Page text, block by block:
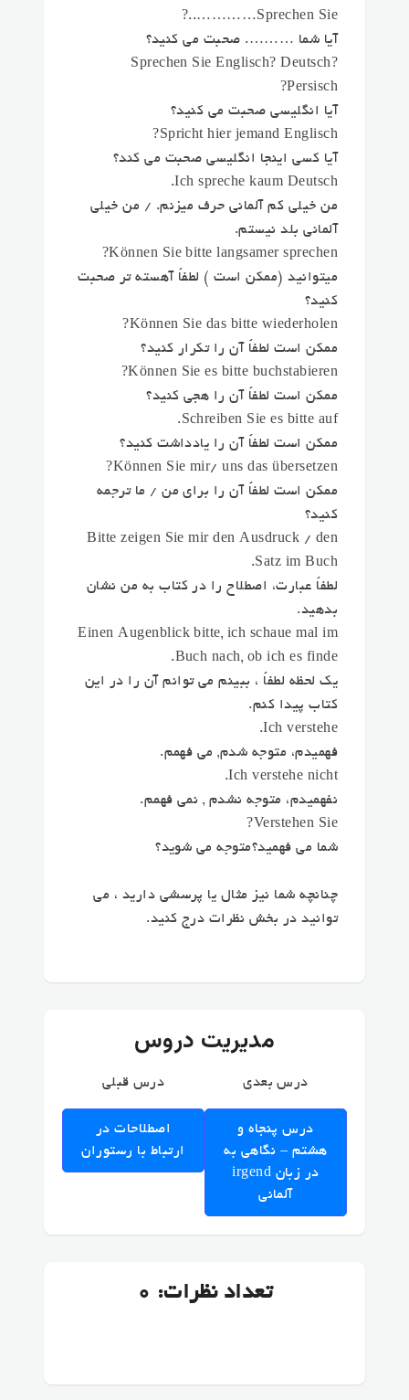
Sprechen Sie…………..?
آیا شما ………. صحبت می کنید؟
Sprechen Sie Englisch? Deutsch?
Persisch?
آیا انگلیسی صحبت می کنید؟
Spricht hier jemand Englisch?
آیا کسی اینجا انگلیسی صحبت می کند؟
Ich spreche kaum Deutsch.
من خیلی کم آلمانی حرف میزنم. / من خیلی
آلمانی بلد نیستم.
Können Sie bitte langsamer sprechen?
میتوانید (ممکن است ) لطفاً آهسته تر صحبت
کنید؟
Können Sie das bitte wiederholen?
ممکن است لطفاً آن را تکرار کنید؟
Können Sie es bitte buchstabieren?
ممکن است لطفاً آن را هجی کنید؟
Schreiben Sie es bitte auf.
ممکن است لطفاً آن را یادداشت کنید؟
Können Sie mir/ uns das übersetzen?
ممکن است لطفاً آن را برای من / ما ترجمه
کنید؟
Bitte zeigen Sie mir den Ausdruck / den
Satz im Buch.
لطفاً عبارت، اصطلاح را در کتاب به من نشان
بدهید.
Einen Augenblick bitte, ich schaue mal im
Buch nach, ob ich es finde.
یک لحظه لطفاً ، ببینم می توانم آن را در این
کتاب پیدا کنم.
Ich verstehe.
فهمیدم، متوجه شدم, می فهمم.
Ich verstehe nicht.
نفهمیدم، متوجه نشدم , نمی فهمم.
Verstehen Sie?
شما می فهمید؟متوجه می شوید؟
چنانچه شما نیز مثال یا پرسشی دارید ، می
توانید در بخش نظرات درج کنید.
مدیریت دروس
درس قبلی
اصطلاحات در
ارتباط با رستوران
درس بعدی
درس پنجاه و
هشتم – نگاهی به
irgend در زبان
آلمانی
تعداد نظرات: 0